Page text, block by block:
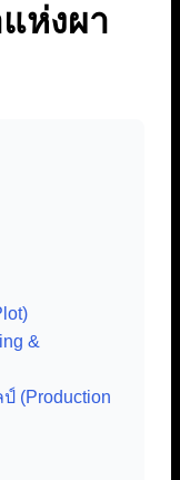
ห่งผา
&
(Production